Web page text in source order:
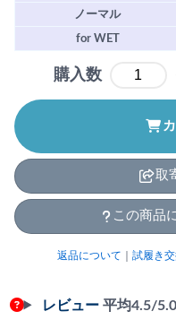
ノーマル
for WET
購入数
取
この商品
返品について 試履き
レビュー 平均4.5/